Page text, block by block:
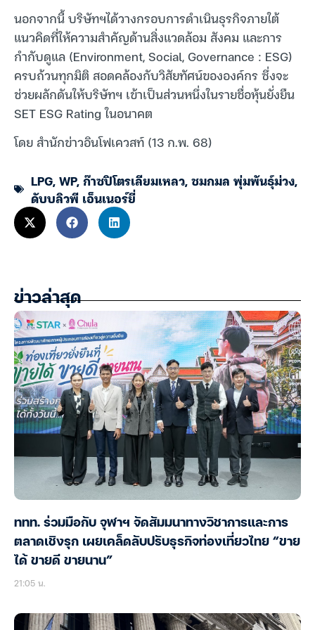
นอกจากนี้ บริษัทฯได้วางกรอบการดำเนินธุรกิจภายใต้
แนวคิดที่ให้ความสำคัญด้านสิ่งแวดล้อม สังคม และการ
กำกับดูแล (Environment, Social, Governance : ESG)
ครบถ้วนทุกมิติ สอดคล้องกับวิสัยทัศน์ขององค์กร ซึ่งจะ
ช่วยผลักดันให้บริษัทฯ เข้าเป็นส่วนหนึ่งในรายชื่อหุ้นยั่งยืน
SET ESG Rating ในอนาคต
โดย สำนักข่าวอินโฟเควสท์ (13 ก.พ. 68)
LPG,WP,ก๊าซปิโตรเลียมเหลว,ชมกมล พุ่มพันธุ์ม่วง,
ดับบลิวพี เอ็นเนอร์ยี่
ข่าวล่าสุด
ททท. ร่วมมือกับ จุฬาฯ จัดสัมมนาทางวิชาการและการ
ตลาดเชิงรุก เผยเคล็ดลับปรับธุรกิจท่องเที่ยวไทย “ขาย
ได้ ขายดี ขายนาน”
21:05 น.